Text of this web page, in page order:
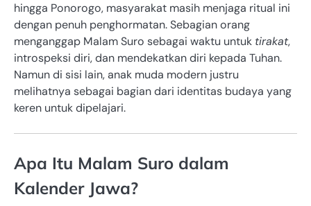
hingga Ponorogo, masyarakat masih menjaga ritual ini
dengan penuh penghormatan. Sebagian orang
menganggap Malam Suro sebagai waktu untuk tirakat,
introspeksi diri, dan mendekatkan diri kepada Tuhan.
Namun di sisi lain, anak muda modern justru
melihatnya sebagai bagian dari identitas budaya yang
keren untuk dipelajari.
Apa Itu Malam Suro dalam
Kalender Jawa?